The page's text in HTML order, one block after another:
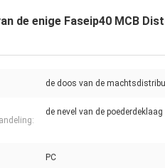
de enige Faseip40 MCB
de doos van de
de nevel van de poederdeklaag
PC